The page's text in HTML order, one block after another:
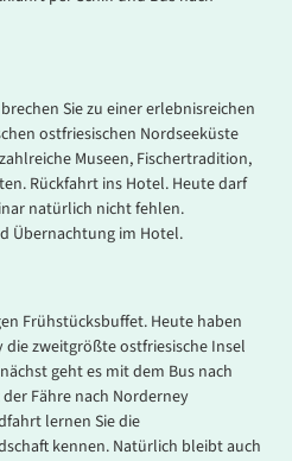
Sie zu einer erlebnisreichen
ostfriesischen Nordseeküste
Museen, Fischertradition,
Rückfahrt ins Hotel. Heute darf
natürlich nicht fehlen.
Übernachtung im Hotel.
Frühstücksbuffet. Heute haben
zweitgrößte ostfriesische Insel
geht es mit dem Bus nach
Fähre nach Norderney
lernen Sie die
kennen. Natürlich bleibt auch